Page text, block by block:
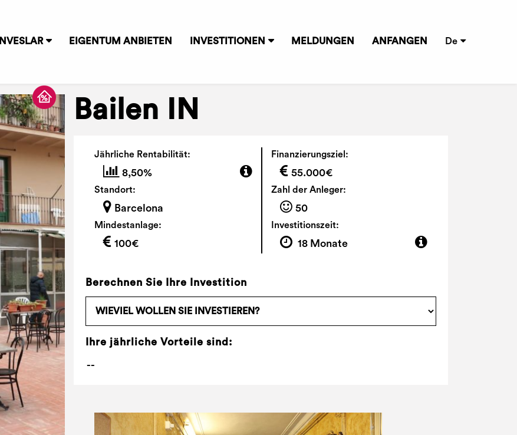
INVESLAR EIGENTUM ANBIETEN INVESTITIONEN MELDUNGEN ANFANGEN De
Bailen IN
Jährliche Rentabilität:
8,50%
Standort:
Barcelona
Mindestanlage:
100€
Finanzierungsziel:
55.000€
Zahl der Anleger:
50
Investitionszeit:
18 Monate
Berechnen Sie Ihre Investition
Ihre jährliche Vorteile sind: